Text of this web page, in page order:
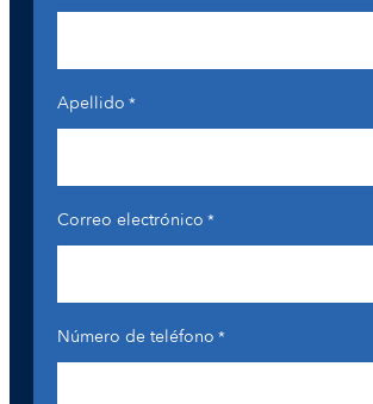
Apellido *
Correo electrónico *
Número de teléfono *